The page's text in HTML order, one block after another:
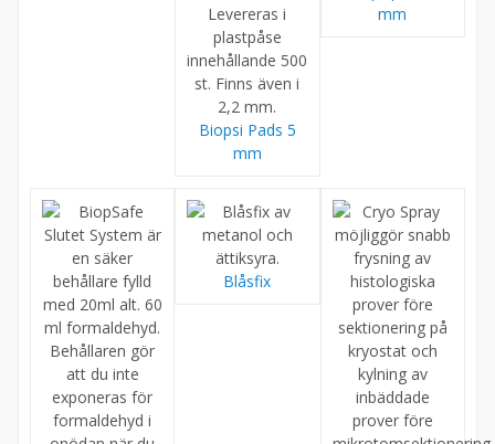
Biopsi Pads 5
mm
mm
Blåsfix